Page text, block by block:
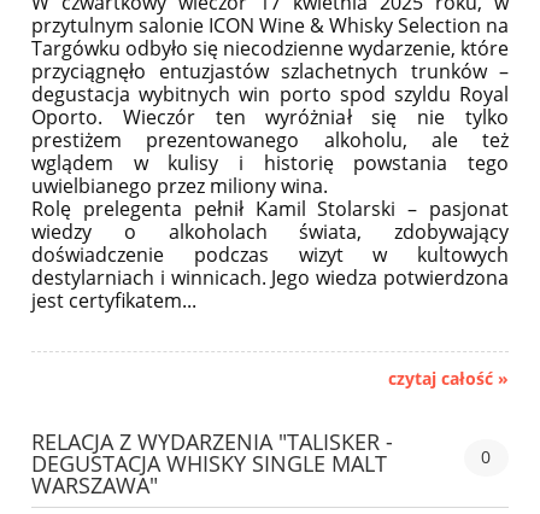
przytulnym salonie ICON Wine & Whisky Selection na
Targówku odbyło się niecodzienne wydarzenie, które
przyciągnęło entuzjastów szlachetnych trunków –
degustacja wybitnych win porto spod szyldu Royal
Oporto. Wieczór ten wyróżniał się nie tylko
prestiżem prezentowanego alkoholu, ale też
wglądem w kulisy i historię powstania tego
uwielbianego przez miliony wina.
Rolę prelegenta pełnił Kamil Stolarski – pasjonat
wiedzy o alkoholach świata, zdobywający
doświadczenie podczas wizyt w kultowych
destylarniach i winnicach. Jego wiedza potwierdzona
jest certyfikatem...
czytaj całość »
RELACJA Z WYDARZENIA "TALISKER -
DEGUSTACJA WHISKY SINGLE MALT
WARSZAWA"
0